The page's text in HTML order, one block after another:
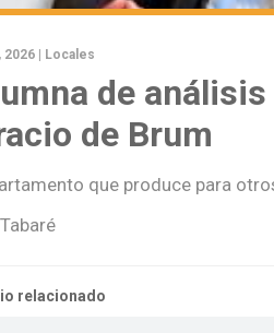
| Locales
de
de Brum
que produce para
relacionado